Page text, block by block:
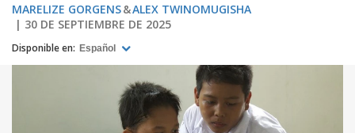
MARELIZE GORGENS
ALEX TWINOMUGISHA
30 DE SEPTIEMBRE DE 2025
Disponible en: Español